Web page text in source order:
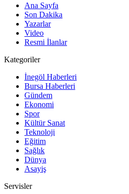
Ana Sayfa
Son Dakika
Yazarlar
Video
Resmi İlanlar
Kategoriler
İnegöl Haberleri
Bursa Haberleri
Gündem
Ekonomi
Spor
Kültür Sanat
Teknoloji
Eğitim
Sağlık
Dünya
Asayiş
Servisler